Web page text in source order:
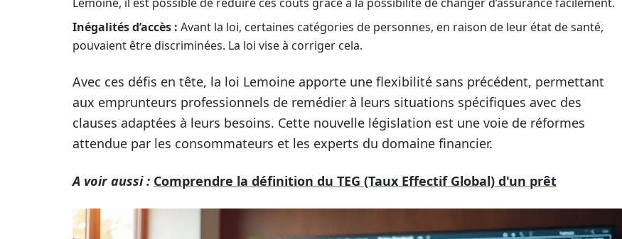
Inégalités d’accès : Avant la loi, certaines catégories de personnes, en raison de leur état de santé,
pouvaient être discriminées. La loi vise à corriger cela.
Avec ces défis en tête, la loi Lemoine apporte une flexibilité sans précédent, permettant
aux emprunteurs professionnels de remédier à leurs situations spécifiques avec des
clauses adaptées à leurs besoins. Cette nouvelle législation est une voie de réformes
attendue par les consommateurs et les experts du domaine financier.
A voir aussi : Comprendre la définition du TEG (Taux Effectif Global) d'un prêt